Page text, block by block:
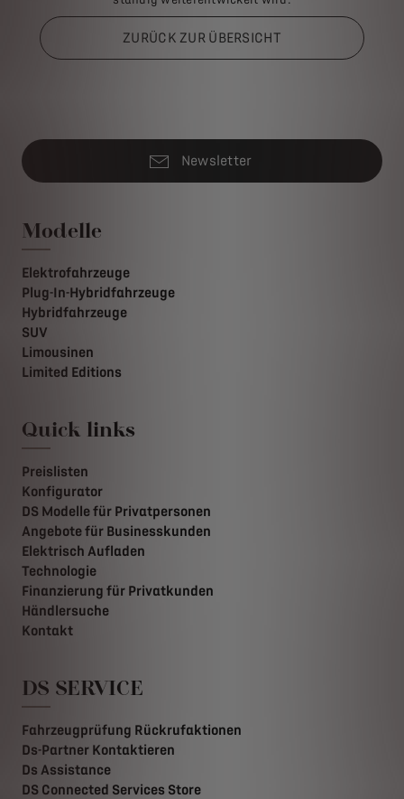
ZURÜCK ZUR ÜBERSICHT
Newsletter
Modelle
Elektrofahrzeuge
Plug-In-Hybridfahrzeuge
Hybridfahrzeuge
SUV
Limousinen
Limited Editions
Quick links
Preislisten
Konfigurator
DS Modelle für Privatpersonen
Angebote für Businesskunden
Elektrisch Aufladen
Technologie
Finanzierung für Privatkunden
Händlersuche
Kontakt
DS SERVICE
Fahrzeugprüfung Rückrufaktionen
Ds-Partner Kontaktieren
Ds Assistance
DS Connected Services Store